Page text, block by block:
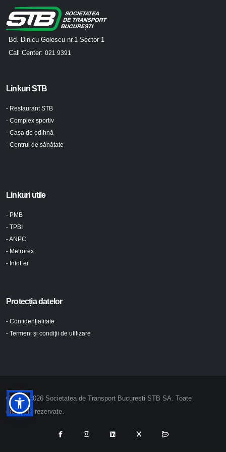
Bd. Dinicu Golescu nr.1 Sector 1
Call Center: 021 9391
Linkuri STB
- Restaurant STB
- Complex sportiv
- Casa de odihnă
- Centrul de sănătate
Linkuri utile
- PMB
- TPBI
- ANPC
- Metrorex
- InfoFer
Protecția datelor
- Confidenţialitate
- Termeni şi condiţii de utilizare
© 2024-2026 Societatea de Transport Bucuresti STB SA. Toate
drepturile rezervate.